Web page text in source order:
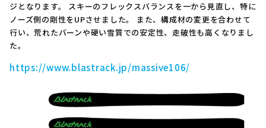
ジとなります。 スキーのフレックスバランスを一から見直し、特に
ノーズ側の剛性をUPさせました。 また、構成材の変更を合わせて
行い、荒れたバーンや硬い雪質での安定性、走破性も高くなりまし
た。
https://www.blastrack.jp/massive106/